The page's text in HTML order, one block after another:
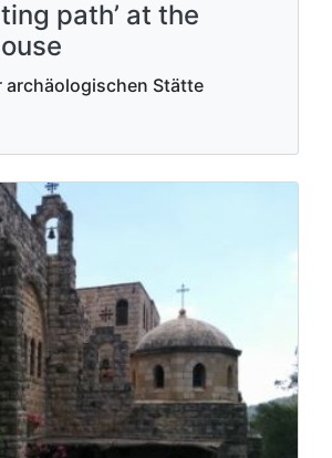
path’ at the
archäologischen Stätte